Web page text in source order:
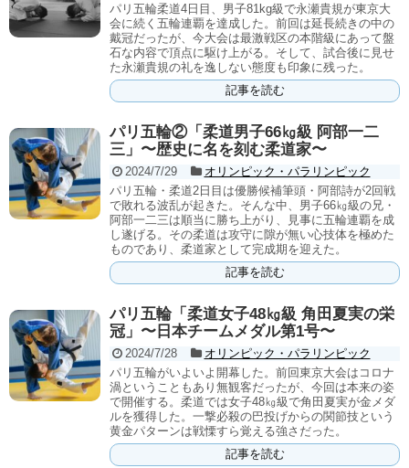
パリ五輪柔道4日目、男子81kg級で永瀬貴規が東京大
会に続く五輪連覇を達成した。前回は延長続きの中の
戴冠だったが、今大会は最激戦区の本階級にあって盤
石な内容で頂点に駆け上がる。そして、試合後に見せ
た永瀬貴規の礼を逸しない態度も印象に残った。
記事を読む
パリ五輪②「柔道男子66㎏級 阿部一二
三」〜歴史に名を刻む柔道家〜
2024/7/29
オリンピック・パラリンピック
パリ五輪・柔道2日目は優勝候補筆頭・阿部詩が2回戦
で敗れる波乱が起きた。そんな中、男子66㎏級の兄・
阿部一二三は順当に勝ち上がり、見事に五輪連覇を成
し遂げる。その柔道は攻守に隙が無い心技体を極めた
ものであり、柔道家として完成期を迎えた。
記事を読む
パリ五輪「柔道女子48㎏級 角田夏実の栄
冠」〜日本チームメダル第1号〜
2024/7/28
オリンピック・パラリンピック
パリ五輪がいよいよ開幕した。前回東京大会はコロナ
渦ということもあり無観客だったが、今回は本来の姿
で開催する。柔道では女子48㎏級で角田夏実が金メダ
ルを獲得した。一撃必殺の巴投げからの関節技という
黄金パターンは戦慄すら覚える強さだった。
記事を読む